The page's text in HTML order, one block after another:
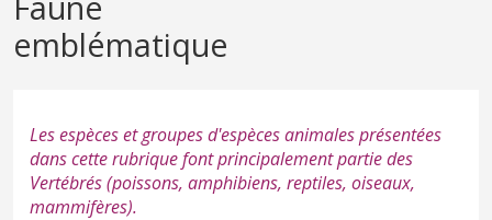
emblématique
Les espèces et groupes d'espèces animales présentées
dans cette rubrique font principalement partie des
Vertébrés (poissons, amphibiens, reptiles, oiseaux,
mammifères).